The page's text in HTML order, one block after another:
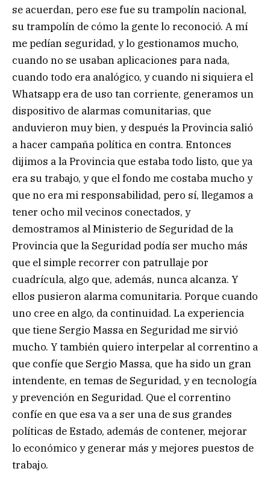
se acuerdan, pero ese fue su trampolín nacional,
su trampolín de cómo la gente lo reconoció. A mí
me pedían seguridad, y lo gestionamos mucho,
cuando no se usaban aplicaciones para nada,
cuando todo era analógico, y cuando ni siquiera el
Whatsapp era de uso tan corriente, generamos un
dispositivo de alarmas comunitarias, que
anduvieron muy bien, y después la Provincia salió
a hacer campaña política en contra. Entonces
dijimos a la Provincia que estaba todo listo, que ya
era su trabajo, y que el fondo me costaba mucho y
que no era mi responsabilidad, pero sí, llegamos a
tener ocho mil vecinos conectados, y
demostramos al Ministerio de Seguridad de la
Provincia que la Seguridad podía ser mucho más
que el simple recorrer con patrullaje por
cuadrícula, algo que, además, nunca alcanza. Y
ellos pusieron alarma comunitaria. Porque cuando
uno cree en algo, da continuidad. La experiencia
que tiene Sergio Massa en Seguridad me sirvió
mucho. Y también quiero interpelar al correntino a
que confíe que Sergio Massa, que ha sido un gran
intendente, en temas de Seguridad, y en tecnología
y prevención en Seguridad. Que el correntino
confíe en que esa va a ser una de sus grandes
políticas de Estado, además de contener, mejorar
lo económico y generar más y mejores puestos de
trabajo.